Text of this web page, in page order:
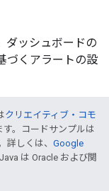
ダッシュボードの
づくアラートの設
クリエイティブ・コモ
。コードサンプルは
詳しくは、 Google
は Oracle および関